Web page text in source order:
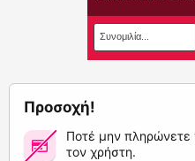
Προσοχή!
Ποτέ μην πληρώνετε
τον χρήστη.